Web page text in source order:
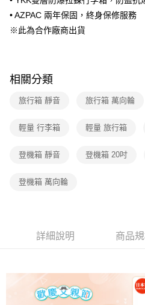
消。如遇「轉專審核」未通過狀況，表
法說明評估內容。
1.分期款項不併入電信帳單，「大哥付你
1.本服務係由「台灣大哥大股份有限公
2.基於同意付款使用「大哥付你分期」
由本公司與您本人進行分期帳單所需資
• AZPAC 兩年保固，終身保修服務
※此為合作廠商出貨
相關分類
旅行箱 靜音 旅行箱 萬向輪
輕量 行李箱 輕量 旅行箱
登機箱 靜音 登機箱 20吋
登機箱 萬向輪
詳細說明 商品